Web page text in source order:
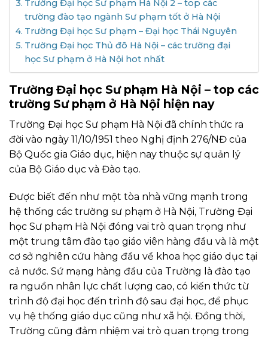
Trường Đại học Sư phạm Hà Nội 2 – top các
trường đào tạo ngành Sư phạm tốt ở Hà Nội
Trường Đại học Sư phạm – Đại học Thái Nguyên
Trường Đại học Thủ đô Hà Nội – các trường đại
học Sư phạm ở Hà Nội hot nhất
Trường Đại học Sư phạm Hà Nội – top các
trường Sư phạm ở Hà Nội hiện nay
Trường Đại học Sư phạm Hà Nội đã chính thức ra
đời vào ngày 11/10/1951 theo Nghị định 276/NĐ của
Bộ Quốc gia Giáo dục, hiện nay thuộc sự quản lý
của Bộ Giáo dục và Đào tạo.
Được biết đến như một tòa nhà vững mạnh trong
hệ thống các trường sư phạm ở Hà Nội, Trường Đại
học Sư phạm Hà Nội đóng vai trò quan trọng như
một trung tâm đào tạo giáo viên hàng đầu và là một
cơ sở nghiên cứu hàng đầu về khoa học giáo dục tại
cả nước. Sứ mạng hàng đầu của Trường là đào tạo
ra nguồn nhân lực chất lượng cao, có kiến thức từ
trình độ đại học đến trình độ sau đại học, để phục
vụ hệ thống giáo dục cũng như xã hội. Đồng thời,
Trường cũng đảm nhiệm vai trò quan trọng trong